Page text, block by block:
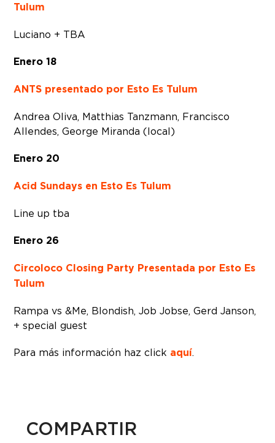
Tulum
Luciano + TBA
Enero 18
ANTS presentado por Esto Es Tulum
Andrea Oliva, Matthias Tanzmann, Francisco
Allendes, George Miranda (local)
Enero 20
Acid Sundays en Esto Es Tulum
Line up tba
Enero 26
Circoloco Closing Party Presentada por Esto Es
Tulum
Rampa vs &Me, Blondish, Job Jobse, Gerd Janson,
+ special guest
Para más información haz click aquí.
COMPARTIR